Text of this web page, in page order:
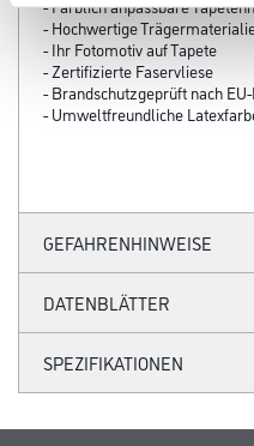
- Farblich anpassbare
- Hochwertige
- Ihr Fotomotiv auf Tapete
- Zertifizierte Faservliese
- Brandschutzgeprüft nach
- Umweltfreundliche
GEFAHRENHINWEISE
DATENBLÄTTER
SPEZIFIKATIONEN